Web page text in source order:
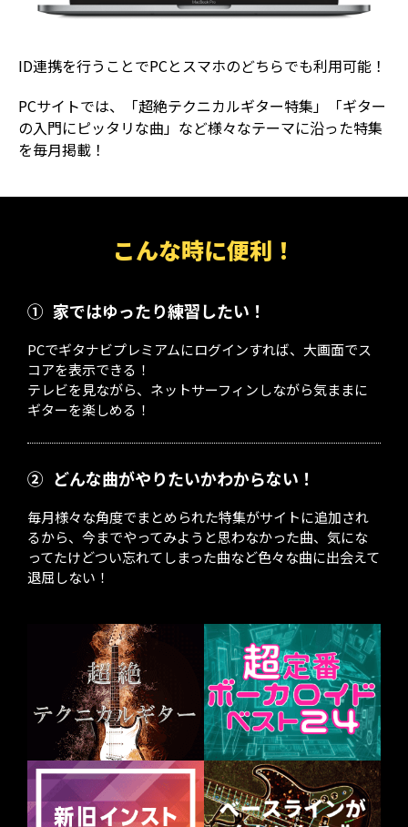
ID連携を行うことでPCとスマホのどちらでも利用可能！
PCサイトでは、「超絶テクニカルギター特集」「ギター
の入門にピッタリな曲」など様々なテーマに沿った特集
を毎月掲載！
こんな時に便利！
① 家ではゆったり練習したい！
PCでギタナビプレミアムにログインすれば、大画面でス
コアを表示できる！
テレビを見ながら、ネットサーフィンしながら気ままに
ギターを楽しめる！
② どんな曲がやりたいかわからない！
毎月様々な角度でまとめられた特集がサイトに追加され
るから、今までやってみようと思わなかった曲、気にな
ってたけどつい忘れてしまった曲など色々な曲に出会えて
退屈しない！